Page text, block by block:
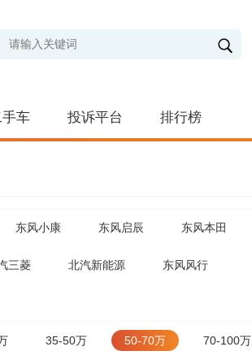
车 投诉平台 排行榜
东风小康 东风启辰 东风本田
三菱 北汽新能源 东风风行
35-50万 50-70万 70-100万